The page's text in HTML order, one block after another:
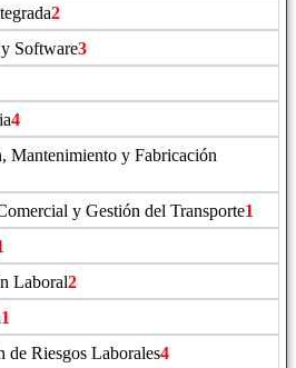
2
Software3
4
Mantenimiento y Fabricación
y Gestión del Transporte1
Laboral2
1
de Riesgos Laborales4